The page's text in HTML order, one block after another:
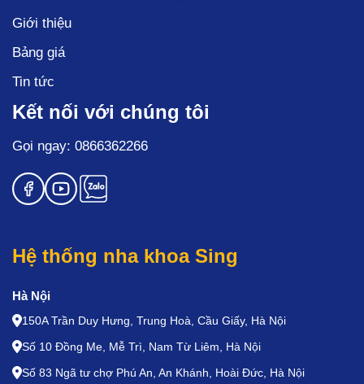
Giới thiệu
Bảng giá
Tin tức
Kết nối với chúng tôi
Gọi ngay: 0866362266
Hệ thống nha khoa Sing
Hà Nội
150A Trần Duy Hưng, Trung Hoà, Cầu Giấy, Hà Nội
Số 10 Đồng Me, Mễ Trì, Nam Từ Liêm, Hà Nội
Số 83 Ngã tư chợ Phú An, An Khánh, Hoài Đức, Hà Nội